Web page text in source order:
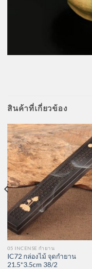
สินค้าที่เกี่ยวข้อง
05 INCENSE กำยาน
IC72 กล่องไม้ จุดกำยาน
21.5*3.5cm 38/2